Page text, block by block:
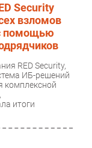
Security
взломов
помощью
RED Security,
ИБ-решений
комплексной
итоги